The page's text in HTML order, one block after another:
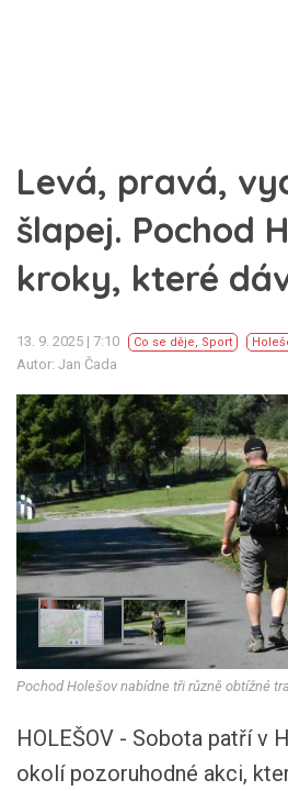
Levá, pravá,
šlapej. Pochod
kroky, které
13. 9. 2025 | 7:10 Co se děje, Sport
Autor: Jan Čada
Pochod Holešov nabídne tři různě obtížné
HOLEŠOV - Sobota patří v
okolí pozoruhodné akci,